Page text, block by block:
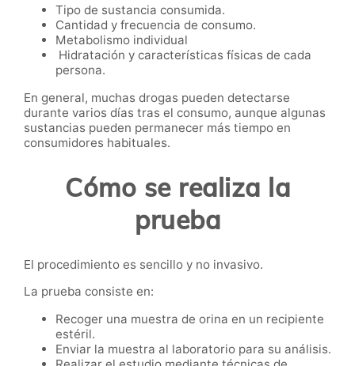
Tipo de sustancia consumida.
Cantidad y frecuencia de consumo.
Metabolismo individual
Hidratación y características físicas de cada
persona.
En general, muchas drogas pueden detectarse
durante varios días tras el consumo, aunque algunas
sustancias pueden permanecer más tiempo en
consumidores habituales.
Cómo se realiza la
prueba
El procedimiento es sencillo y no invasivo.
La prueba consiste en:
Recoger una muestra de orina en un recipiente
estéril.
Enviar la muestra al laboratorio para su análisis.